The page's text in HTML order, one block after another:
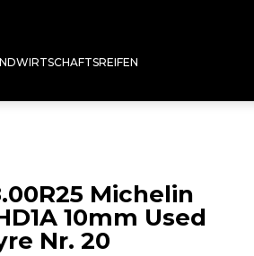
Michelin
10mm Used
Nr. 20